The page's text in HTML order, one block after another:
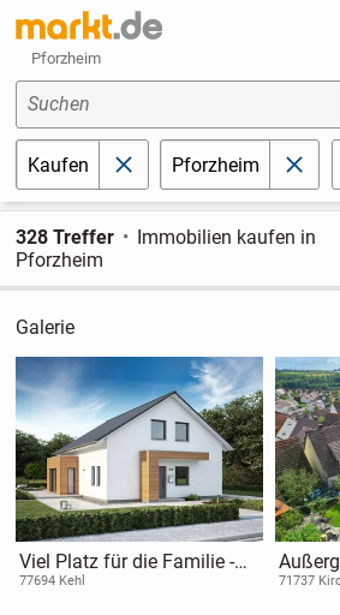
Pforzheim
Suchen
Kaufen schließenPforzheim
328 Treffer
Immobilien kaufen in
Pforzheim
Galerie
Viel Platz für die Familie -
Jetzt einziehen!
77694 Kehl 71737